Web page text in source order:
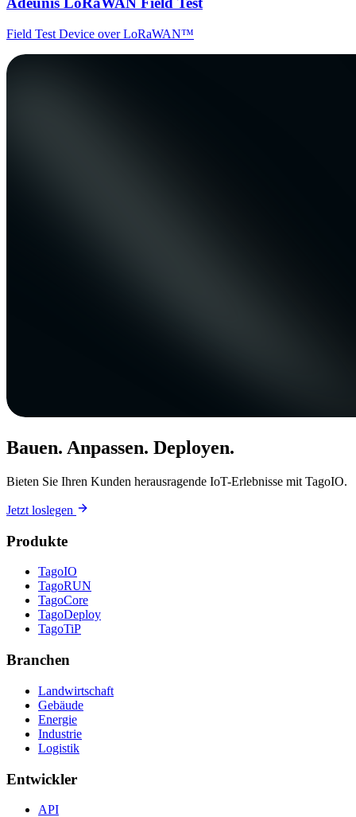
Field Test Device over LoRaWAN™
Bauen. Anpassen. Deployen.
Bieten Sie Ihren Kunden herausragende IoT-Erlebnisse mit TagoIO.
Jetzt loslegen
Produkte
TagoIO
TagoRUN
TagoCore
TagoDeploy
TagoTiP
Branchen
Landwirtschaft
Gebäude
Energie
Industrie
Logistik
Entwickler
API